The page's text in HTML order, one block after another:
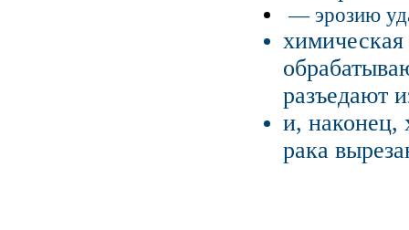
— эрозию
разъедают
и, наконец,
рака